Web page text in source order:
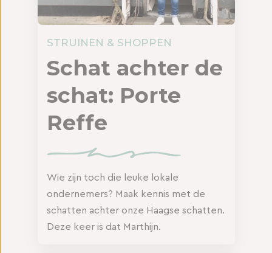
Over ons
Het bureau
Contact
STRUINEN & SHOPPEN
Schat achter de
schat: Porte
Reffe
Wie zijn toch die leuke lokale
ondernemers? Maak kennis met de
schatten achter onze Haagse schatten.
Deze keer is dat Marthijn.